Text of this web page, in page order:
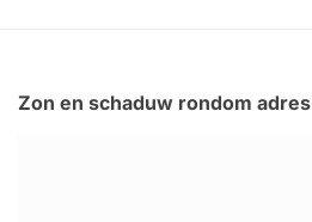
Zon en schaduw rondom adres